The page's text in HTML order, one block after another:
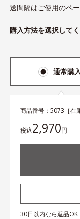
送間隔はご使用のペ
購入方法を選択してく
通常購
商品番号： 5073 ［在
税込2,970円
30日以内なら返品